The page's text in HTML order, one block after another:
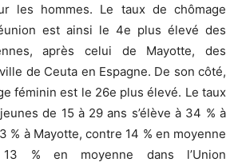
les hommes. Le taux de chômage
est ainsi le 4e plus élevé des
après celui de Mayotte, des
de Ceuta en Espagne. De son côté,
féminin est le 26e plus élevé. Le taux
de 15 à 29 ans s’élève à 34 % à
% à Mayotte, contre 14 % en moyenne
% en moyenne dans l’Union